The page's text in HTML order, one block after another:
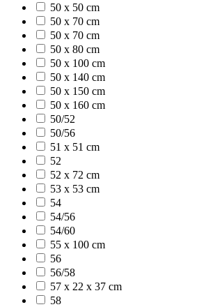
50 x 50 cm
50 x 70 cm
50 x 70 cm
50 x 80 cm
50 x 100 cm
50 x 140 cm
50 x 150 cm
50 x 160 cm
50/52
50/56
51 x 51 cm
52
52 x 72 cm
53 x 53 cm
54
54/56
54/60
55 x 100 cm
56
56/58
57 x 22 x 37 cm
58